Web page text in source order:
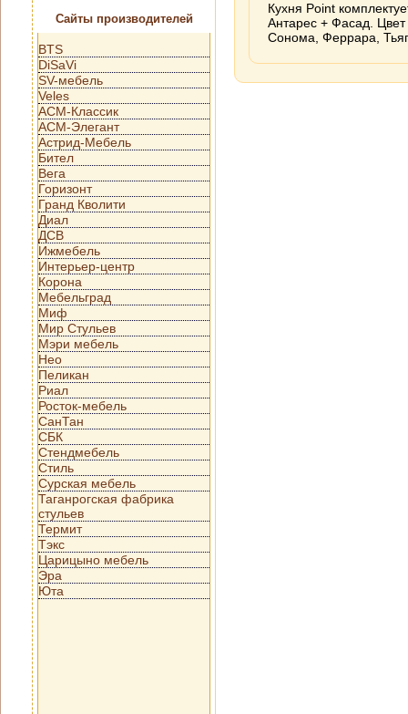
Сайты производителей
BTS
DiSaVi
SV-мебель
Veles
АСМ-Классик
АСМ-Элегант
Астрид-Мебель
Бител
Вега
Горизонт
Гранд Кволити
Диал
ДСВ
Ижмебель
Интерьер-центр
Корона
Мебельград
Миф
Мир Стульев
Мэри мебель
Нео
Пеликан
Риал
Росток-мебель
СанТан
СБК
Стендмебель
Стиль
Сурская мебель
Таганрогская фабрика
стульев
Термит
Тэкс
Царицыно мебель
Эра
Юта
Кухня Point
Антарес + Фасад.
Сонома, Феррара,